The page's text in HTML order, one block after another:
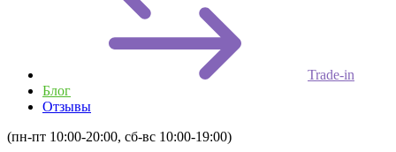
Trade-in
Блог
Отзывы
(пн-пт 10:00-20:00, сб-вс 10:00-19:00)